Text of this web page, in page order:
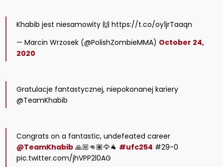
Khabib jest niesamowity 🙌 https://t.co/oy1jrTaaqn
— Marcin Wrzosek (@PolishZombieMMA) October 24,
2020
Gratulacje fantastycznej, niepokonanej kariery
@TeamKhabib
Congrats on a fantastic, undefeated career
@TeamKhabib 🙏🏼👊🏽🦅🐐 #ufc254 #29-0
pic.twitter.com/jhVPP2l0AG